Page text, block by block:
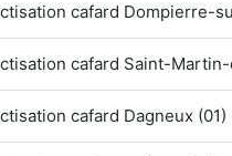
cafard Dompierre-
cafard Saint-
cafard Dagneux (01)